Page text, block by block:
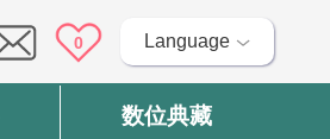
0 Language
数位典藏